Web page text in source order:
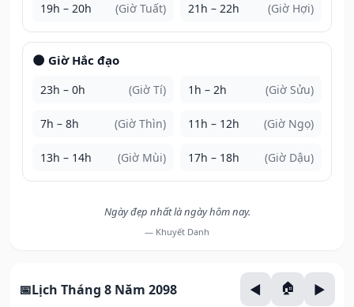
19h – 20h (Giờ Tuất) 21h – 22h (Giờ Hợi)
🌑 Giờ Hắc đạo
23h – 0h (Giờ Tí) 1h – 2h (Giờ Sửu)
7h – 8h (Giờ Thìn) 11h – 12h (Giờ Ngọ)
13h – 14h (Giờ Mùi) 17h – 18h (Giờ Dậu)
Ngày đẹp nhất là ngày hôm nay.
— Khuyết Danh
Lịch Tháng 8 Năm 2098